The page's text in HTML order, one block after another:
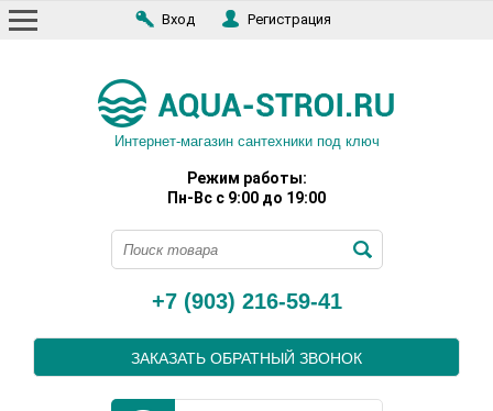
Вход Регистрация
Интернет-магазин сантехники под ключ
Режим работы:
Пн-Вс с 9:00 до 19:00
+7 (903) 216-59-41
ЗАКАЗАТЬ ОБРАТНЫЙ ЗВОНОК